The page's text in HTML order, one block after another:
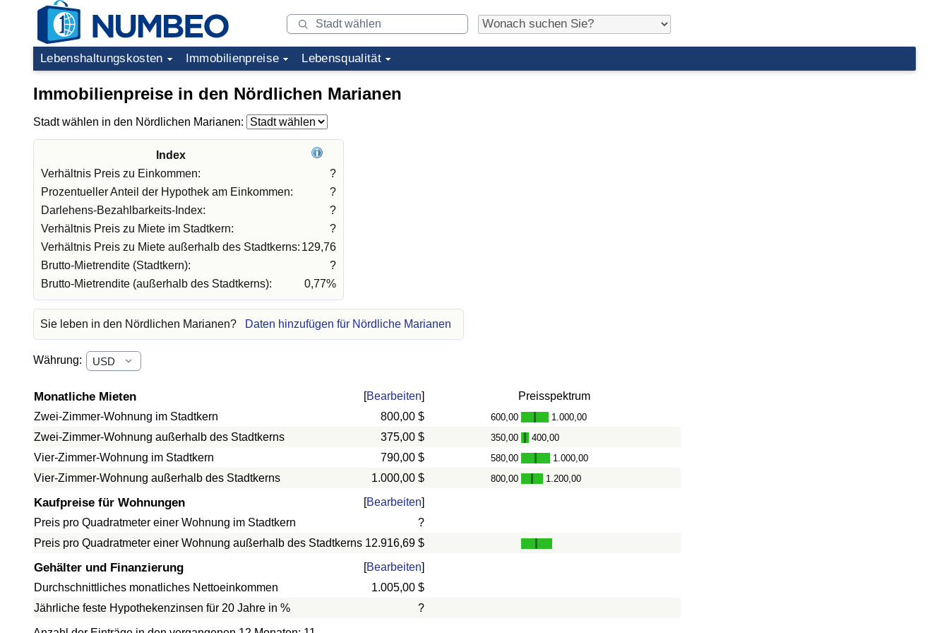
Lebenshaltungskosten Immobilienpreise Lebensqualität
Immobilienpreise in den Nördlichen Marianen
Stadt wählen in den Nördlichen Marianen:
Index
Verhältnis Preis zu Einkommen:
?
Prozentueller Anteil der Hypothek am Einkommen:
?
Darlehens-Bezahlbarkeits-Index:
?
Verhältnis Preis zu Miete im Stadtkern:
?
Verhältnis Preis zu Miete außerhalb des Stadtkerns: 129,76
Brutto-Mietrendite (Stadtkern):
?
Brutto-Mietrendite (außerhalb des Stadtkerns):
0,77%
Sie leben in den Nördlichen Marianen? Daten hinzufügen für Nördliche Marianen
Währung:
Monatliche Mieten [Bearbeiten]
Preisspektrum
Zwei-Zimmer-Wohnung im Stadtkern
800,00 $ 600,00 - 1.000,00
Zwei-Zimmer-Wohnung außerhalb des Stadtkerns 375,00 $ 350,00 - 400,00
Vier-Zimmer-Wohnung im Stadtkern 790,00 $ 580,00 - 1.000,00
Vier-Zimmer-Wohnung außerhalb des Stadtkerns 1.000,00 $ 800,00 - 1.200,00
Kaufpreise für Wohnungen [Bearbeiten]
Preis pro Quadratmeter einer Wohnung im Stadtkern
?
Preis pro Quadratmeter einer Wohnung außerhalb des Stadtkerns 12.916,69 $
Gehälter und Finanzierung [Bearbeiten]
Durchschnittliches monatliches Nettoeinkommen
1.005,00 $
Jährliche feste Hypothekenzinsen für 20 Jahre in %
?